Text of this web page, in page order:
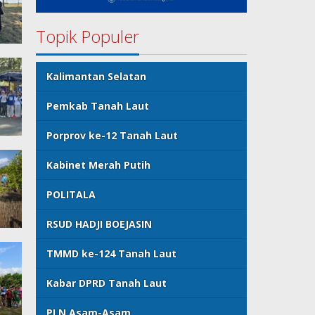
Topik Populer
Kalimantan Selatan
Pemkab Tanah Laut
Porprov ke-12 Tanah Laut
Kabinet Merah Putih
POLITALA
RSUD HADJI BOEJASIN
TMMD ke-124 Tanah Laut
Kabar DPRD Tanah Laut